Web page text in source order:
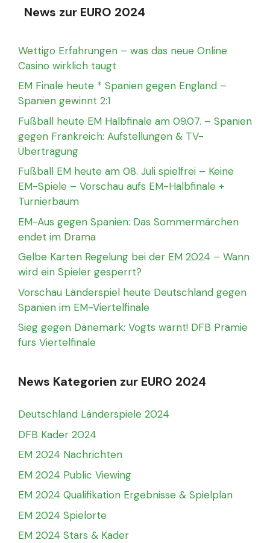
News zur EURO 2024
Wettigo Erfahrungen – was das neue Online
Casino wirklich taugt
EM Finale heute * Spanien gegen England –
Spanien gewinnt 2:1
Fußball heute EM Halbfinale am 09.07. – Spanien
gegen Frankreich: Aufstellungen & TV-
Übertragung
Fußball EM heute am 08. Juli spielfrei – Keine
EM-Spiele – Vorschau aufs EM-Halbfinale +
Turnierbaum
EM-Aus gegen Spanien: Das Sommermärchen
endet im Drama
Gelbe Karten Regelung bei der EM 2024 – Wann
wird ein Spieler gesperrt?
Vorschau Länderspiel heute Deutschland gegen
Spanien im EM-Viertelfinale
Sieg gegen Dänemark: Vogts warnt! DFB Prämie
fürs Viertelfinale
News Kategorien zur EURO 2024
Deutschland Länderspiele 2024
DFB Kader 2024
EM 2024 Nachrichten
EM 2024 Public Viewing
EM 2024 Qualifikation Ergebnisse & Spielplan
EM 2024 Spielorte
EM 2024 Stars & Kader